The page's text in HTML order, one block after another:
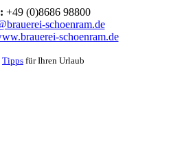
+49 (0)8686 98800
schoenram.de
schoenram.de
Tipps für Ihren Urlaub